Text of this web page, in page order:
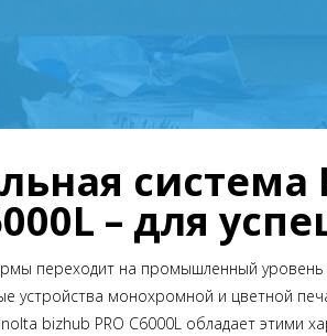
система
– для
переходит на промышленный
устройства монохромной и цветной
bizhub PRO C6000L обладает этими